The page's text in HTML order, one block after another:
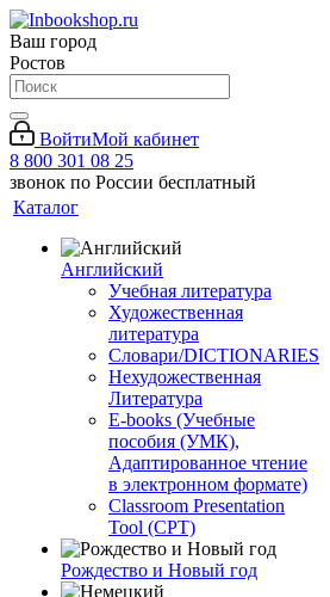
Ваш город
Ростов
ВойтиМой кабинет
8 800 301 08 25
звонок по России бесплатный
Каталог
Английский
Учебная литература
Художественная
литература
Словари/DICTIONARIES
Нехудожественная
Литература
E-books (Учебные
пособия (УМК),
Адаптированное чтение
в электронном формате)
Classroom Presentation
Tool (CPT)
Рождество и Новый год